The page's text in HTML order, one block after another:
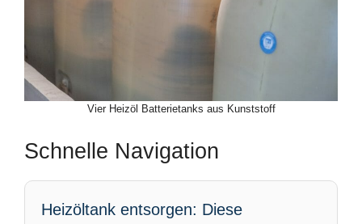
Vier Heizöl Batterietanks aus Kunststoff
Schnelle Navigation
Heizöltank entsorgen: Diese